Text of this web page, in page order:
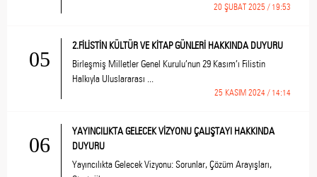
20 ŞUBAT 2025 / 19:53
05
2.FİLİSTİN KÜLTÜR VE KİTAP GÜNLERİ HAKKINDA DUYURU
Birleşmiş Milletler Genel Kurulu’nun 29 Kasım’ı Filistin
Halkıyla Uluslararası ...
25 KASIM 2024 / 14:14
06
YAYINCILIKTA GELECEK VİZYONU ÇALIŞTAYI HAKKINDA
DUYURU
Yayıncılıkta Gelecek Vizyonu: Sorunlar, Çözüm Arayışları,